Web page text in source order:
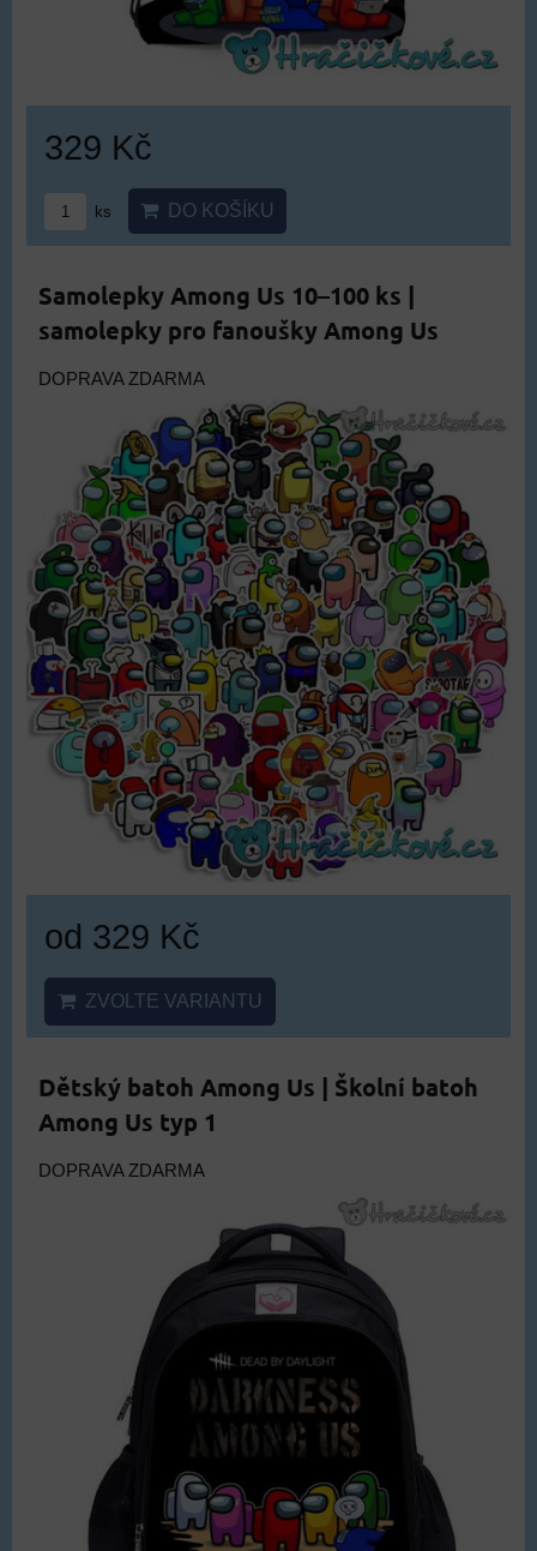
329 Kč
ks DO KOŠÍKU
Samolepky Among Us 10–100 ks |
samolepky pro fanoušky Among Us
DOPRAVA ZDARMA
od 329 Kč
ZVOLTE VARIANTU
Dětský batoh Among Us | Školní batoh
Among Us typ 1
DOPRAVA ZDARMA